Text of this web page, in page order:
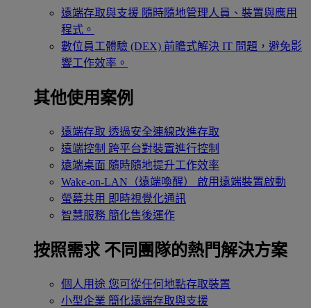
遠端存取與支援 隨時隨地管理人員、裝置與應用
程式。
數位員工體驗 (DEX) 前瞻式解決 IT 問題，避免影
響工作效率。
其他使用案例
遠端存取 透過安全連線改進存取
遠端控制 跨平台對裝置進行控制
遠端桌面 隨時隨地提升工作效率
Wake-on-LAN（遠端喚醒）
啟用遠端裝置啟動
螢幕共用 即時視覺化通訊
智慧服務 簡化售後運作
按照需求 不同團隊的熱門解決方案
個人用途 您可從任何地點存取裝置
小型企業 簡化遠端存取與支援